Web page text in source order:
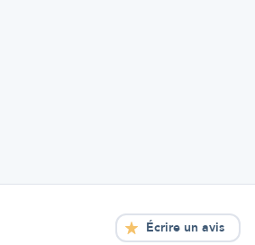
Écrire un avis